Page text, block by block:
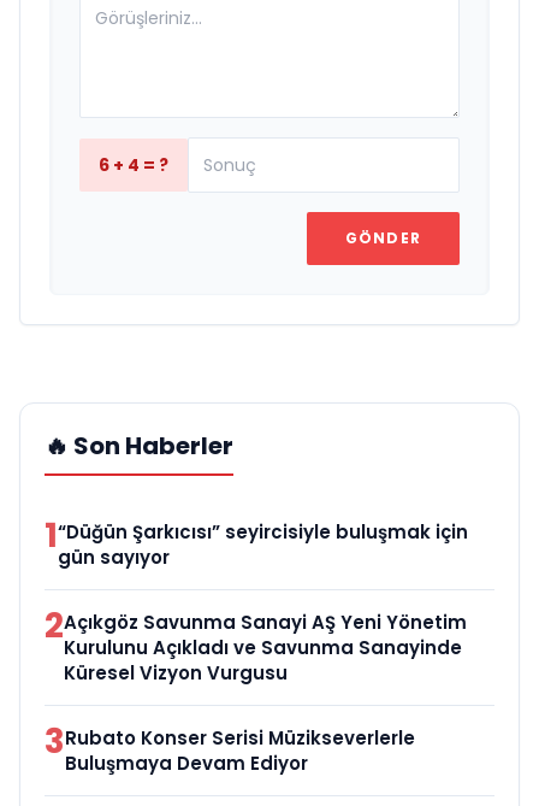
6 + 4 = ?
GÖNDER
🔥 Son Haberler
1“Düğün Şarkıcısı” seyircisiyle buluşmak için
gün sayıyor
2Açıkgöz Savunma Sanayi AŞ Yeni Yönetim
Kurulunu Açıkladı ve Savunma Sanayinde
Küresel Vizyon Vurgusu
3Rubato Konser Serisi Müzikseverlerle
Buluşmaya Devam Ediyor